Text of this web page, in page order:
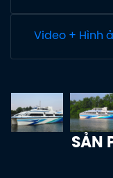
Video + Hình
SẢN